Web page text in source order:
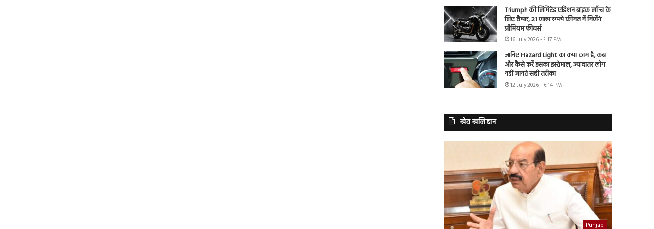
Triumph की लिमिटेड एडिशन बाइक लॉन्च के
लिए तैयार, 21 लाख रुपये कीमत में मिलेंगे
प्रीमियम फीचर्स
16 July 2026 - 3:17 PM
जानिए Hazard Light का क्या काम है, कब
और कैसे करें इसका इस्तेमाल, ज्यादातर लोग
नहीं जानते सही तरीका
12 July 2026 - 6:14 PM
खेत खलिहान
Punjab